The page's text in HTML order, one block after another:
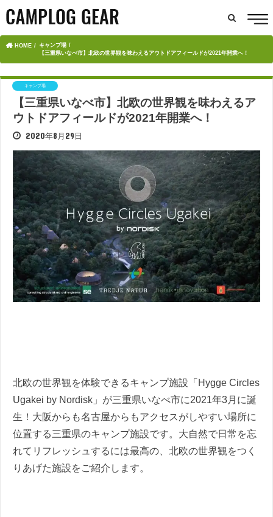
HOME
キャンプ場
【三重県いなべ市】北欧の世界観を味わえるアウトドアフィールドが2021年開業へ！
キャンプ場
【三重県いなべ市】北欧の世界観を味わえるア
ウトドアフィールドが2021年開業へ！
2020年8月29日
北欧の世界観を体験できるキャンプ施設「Hygge Circles
Ugakei by Nordisk」が三重県いなべ市に2021年3月に誕
生！大阪からも名古屋からもアクセスがしやすい場所に
位置する三重県のキャンプ施設です。大自然で日常を忘
れてリフレッシュするには最高の、北欧の世界観をつく
りあげた施設をご紹介します。